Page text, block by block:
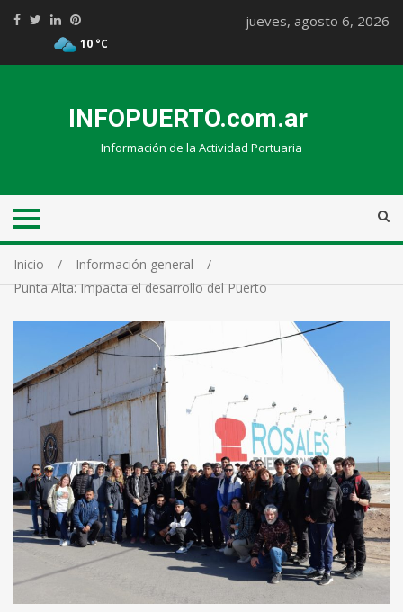
10 °C
jueves, agosto 6, 2026
INFOPUERTO.com.ar
Información de la Actividad Portuaria
Inicio
Información general
Punta Alta: Impacta el desarrollo del Puerto